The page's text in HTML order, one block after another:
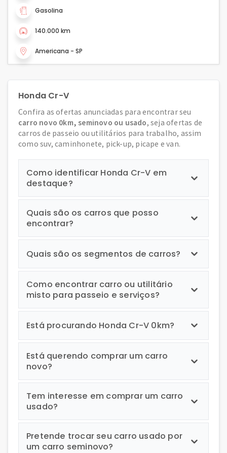
Gasolina
140.000 km
Americana - SP
Honda Cr-V
Confira as ofertas anunciadas para encontrar seu
carro novo 0km, seminovo ou usado, seja ofertas de
carros de passeio ou utilitários para trabalho, assim
como suv, caminhonete, pick-up, picape e van.
Como identificar Honda Cr-V em
destaque?
Quais são os carros que posso
encontrar?
Quais são os segmentos de carros?
Como encontrar carro ou utilitário
misto para passeio e serviços?
Está procurando Honda Cr-V 0km?
Está querendo comprar um carro
novo?
Tem interesse em comprar um carro
usado?
Pretende trocar seu carro usado por
um carro seminovo?